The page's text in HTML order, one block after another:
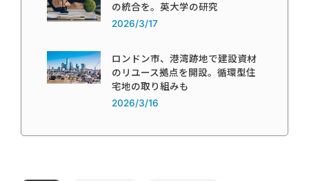
の統合を。英大学の研究
2026/3/17
ロンドン市、港湾跡地で建設資材
のリユース拠点を開設。循環型住
宅地の取り組みも
2026/3/16